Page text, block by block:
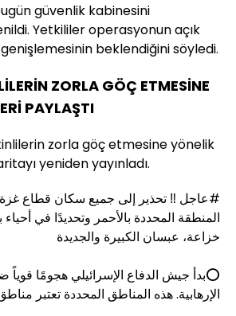
güvenlik kabinesini
Yetkililer operasyonun açık
beklendiğini söyledi.
ZORLA GÖÇ ETMESİNE
PAYLAŞTI
zorla göç etmesine yönelik
yeniden yayınladı.
#عاجل ‼️ تحذير إلى جميع سكان قطاع
المنطقة المحددة بالأحمر وتحديدًا في
خزاعة، عبسان الكبيرة والجديدة
⭕️بدأ جيش الدفاع الإسرائيلي هجومًا قوياً
الإرهابية. هذه المناطق المحددة تعتبر